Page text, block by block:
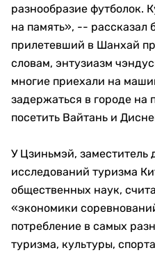
разнообразие футболок.
на память», -- рассказал
прилетевший в Шанхай
словам, энтузиазм
многие приехали на
задержаться в городе на
посетить Вайтань и
У Цзиньмэй, заместитель
исследований туризма
общественных наук,
«экономики
потребление в самых
туризма, культуры,